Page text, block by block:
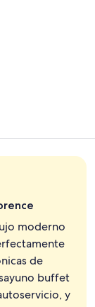
moderno
de
buffet
y